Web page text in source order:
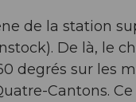
de la station
De là, le
degrés sur les
Cantons.